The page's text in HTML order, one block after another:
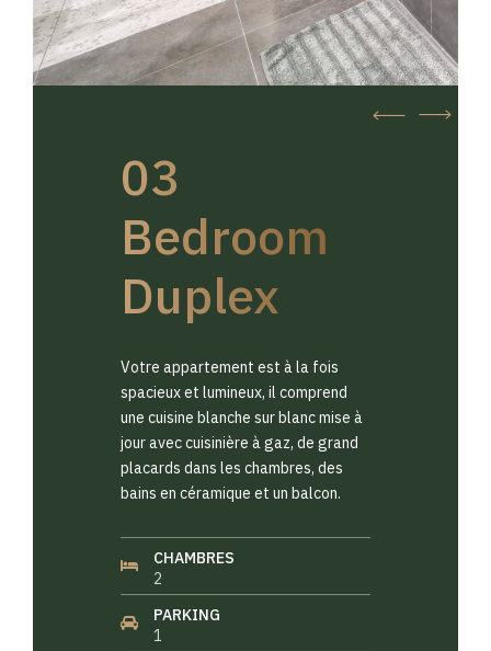
03
Bedroom
Duplex
Votre appartement est à la fois
spacieux et lumineux, il comprend
une cuisine blanche sur blanc mise à
jour avec cuisinière à gaz, de grand
placards dans les chambres, des
bains en céramique et un balcon.
CHAMBRES
2
PARKING
1